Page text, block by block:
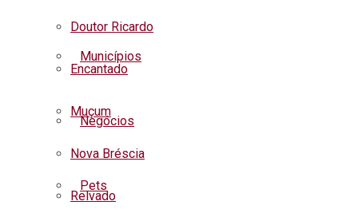
Municípios
Negócios
Pets
Doutor Ricardo
Encantado
Muçum
Nova Bréscia
Relvado